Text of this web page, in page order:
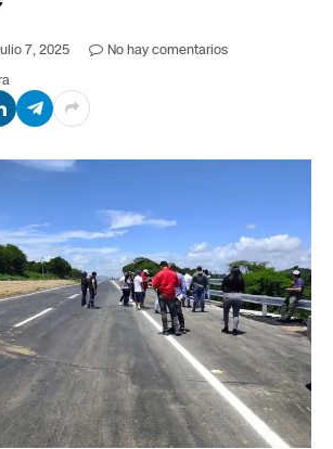
7, 2025
No hay comentarios